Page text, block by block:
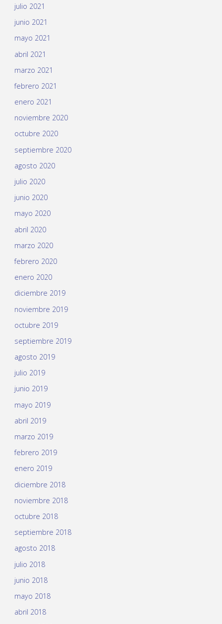
julio 2021
junio 2021
mayo 2021
abril 2021
marzo 2021
febrero 2021
enero 2021
noviembre 2020
octubre 2020
septiembre 2020
agosto 2020
julio 2020
junio 2020
mayo 2020
abril 2020
marzo 2020
febrero 2020
enero 2020
diciembre 2019
noviembre 2019
octubre 2019
septiembre 2019
agosto 2019
julio 2019
junio 2019
mayo 2019
abril 2019
marzo 2019
febrero 2019
enero 2019
diciembre 2018
noviembre 2018
octubre 2018
septiembre 2018
agosto 2018
julio 2018
junio 2018
mayo 2018
abril 2018